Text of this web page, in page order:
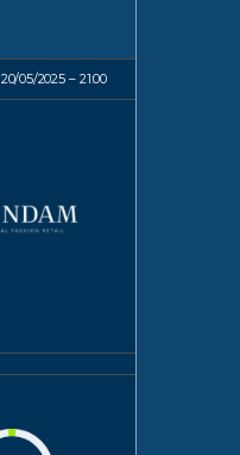
20/05/2025 21:00